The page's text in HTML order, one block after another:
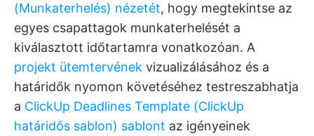
(Munkaterhelés) nézetét, hogy megtekintse az
egyes csapattagok munkaterhelését a
kiválasztott időtartamra vonatkozóan. A
projekt ütemtervének vizualizálásához és a
határidők nyomon követéséhez testreszabhatja
a ClickUp Deadlines Template (ClickUp
határidős sablon) sablont az igényeinek